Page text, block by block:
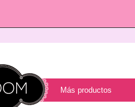
Más productos